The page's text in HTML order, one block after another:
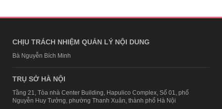
CHỊU TRÁCH NHIỆM QUẢN LÝ NỘI DUNG
Bà Nguyễn Bích Minh
TRỤ SỞ HÀ NỘI
Tầng 21, Tòa nhà Center Building, Hapulico Complex, Số 01, phố
Nguyễn Huy Tưởng, phường Thanh Xuân, thành phố Hà Nội